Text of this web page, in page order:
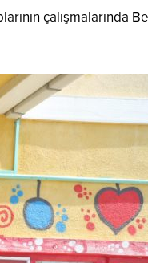
çalışmalarında